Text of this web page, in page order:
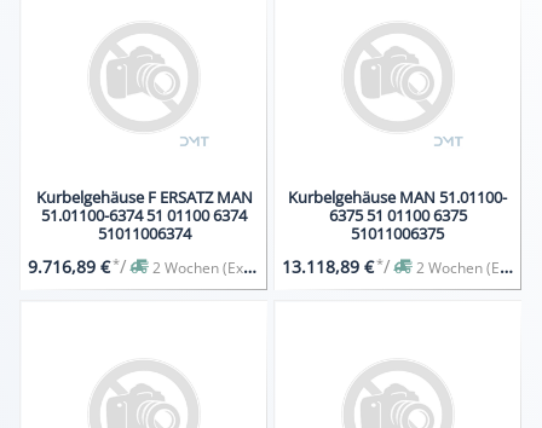
Kurbelgehäuse F ERSATZ MAN
51.01100-6374 51 01100 6374
51011006374
9.716,89 €*/ 2 Wochen (Expresslieferung auf Anfrage)
Kurbelgehäuse MAN 51.01100-
6375 51 01100 6375
51011006375
13.118,89 €*/ 2 Wochen (Expresslieferung auf Anfrage)